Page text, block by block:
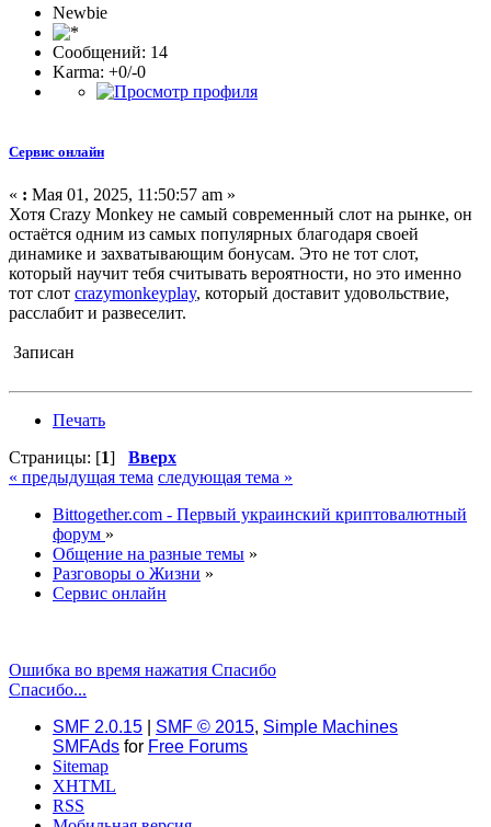
Newbie
Сообщений: 14
Karma: +0/-0
Сервис онлайн
« : Мая 01, 2025, 11:50:57 am »
Хотя Crazy Monkey не самый современный слот на рынке, он
остаётся одним из самых популярных благодаря своей
динамике и захватывающим бонусам. Это не тот слот,
который научит тебя считывать вероятности, но это именно
тот слот crazymonkeyplay, который доставит удовольствие,
расслабит и развеселит.
Записан
Печать
Страницы: [1] Вверх
« предыдущая тема следующая тема »
Bittogether.com - Первый украинский криптовалютный
форум »
Общение на разные темы »
Разговоры о Жизни »
Сервис онлайн
Ошибка во время нажатия Спасибо
Спасибо...
SMF 2.0.15
SMF © 2015, Simple Machines
SMFAds for Free Forums
Sitemap
XHTML
RSS